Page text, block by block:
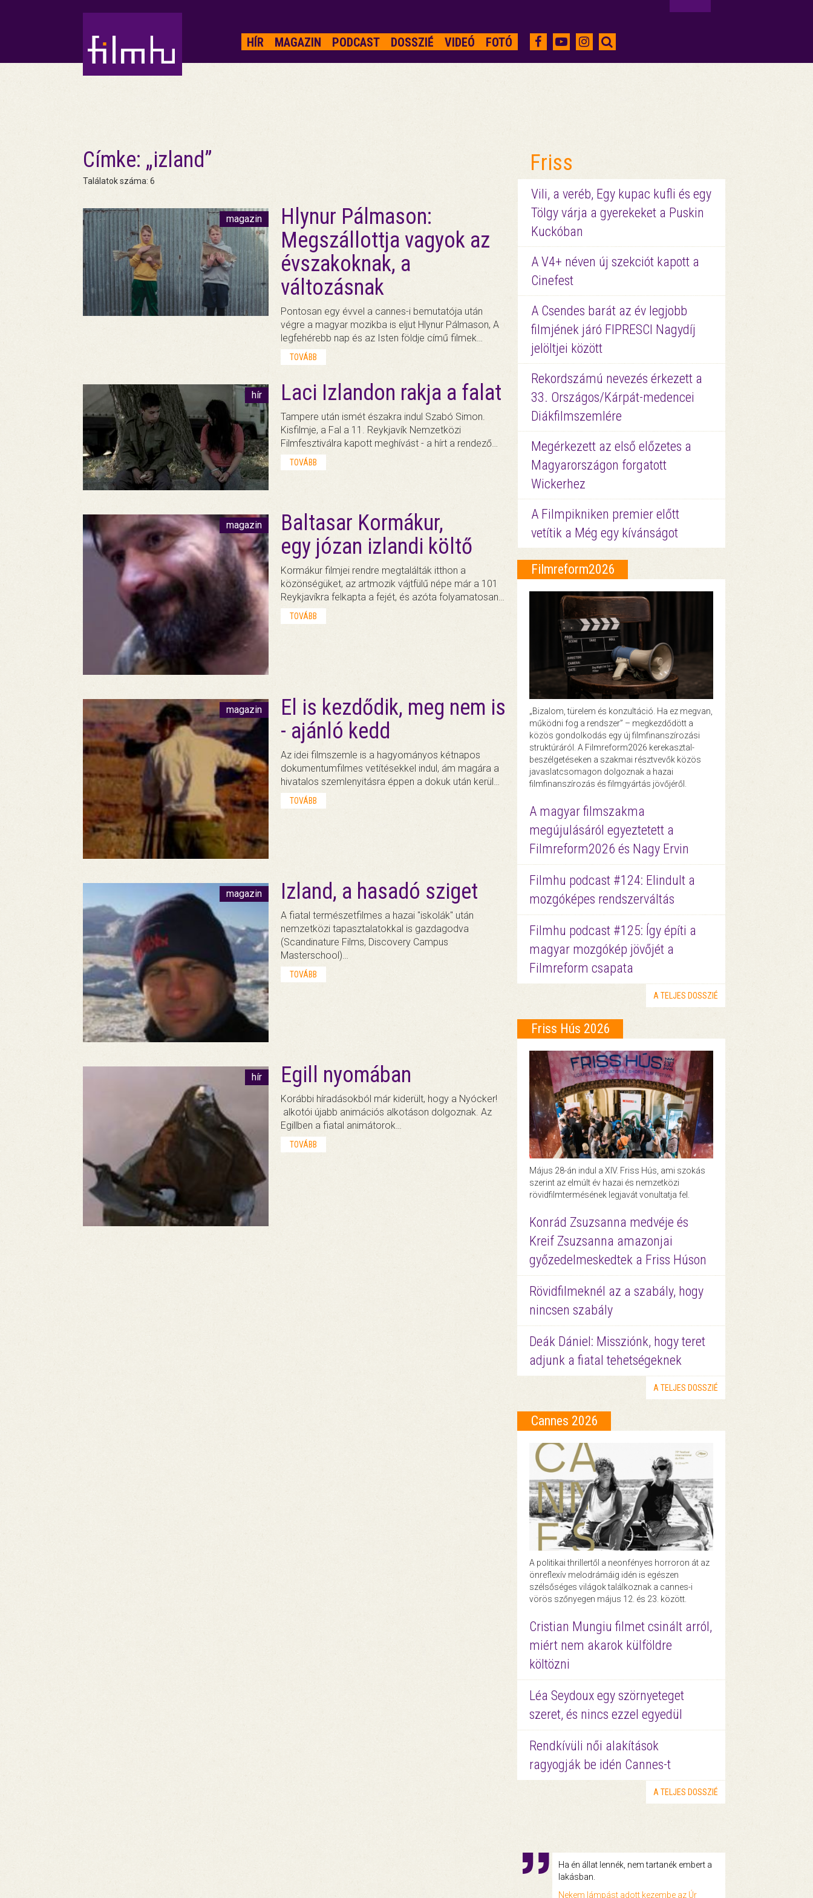
HÍR MAGAZIN PODCAST DOSSZIÉ VIDEÓ FOTÓ
Címke: „izland”
Találatok száma: 6
magazin
Hlynur Pálmason:
Megszállottja vagyok az
évszakoknak, a
változásnak
Pontosan egy évvel a cannes-i bemutatója után
végre a magyar mozikba is eljut Hlynur Pálmason, A
legfehérebb nap és az Isten földje című filmek…
TOVÁBB
hír Laci Izlandon rakja a falat
Tampere után ismét északra indul Szabó Simon.
Kisfilmje, a Fal a 11. Reykjavík Nemzetközi
Filmfesztiválra kapott meghívást - a hírt a rendező…
TOVÁBB
magazin
Baltasar Kormákur,
egy józan izlandi költő
Kormákur filmjei rendre megtalálták itthon a
közönségüket, az artmozik vájtfülű népe már a 101
Reykjavíkra felkapta a fejét, és azóta folyamatosan…
TOVÁBB
magazin
El is kezdődik, meg nem is
- ajánló kedd
Az idei filmszemle is a hagyományos kétnapos
dokumentumfilmes vetítésekkel indul, ám magára a
hivatalos szemlenyitásra éppen a dokuk után kerül…
TOVÁBB
magazin Izland, a hasadó sziget
A fiatal természetfilmes a hazai "iskolák" után
nemzetközi tapasztalatokkal is gazdagodva
(Scandinature Films, Discovery Campus
Masterschool)…
TOVÁBB
hír Egill nyomában
Korábbi híradásokból már kiderült, hogy a Nyócker!
alkotói újabb animációs alkotáson dolgoznak. Az
Egillben a fiatal animátorok…
TOVÁBB
Friss
Vili, a veréb, Egy kupac kufli és egy
Tölgy várja a gyerekeket a Puskin
Kuckóban
A V4+ néven új szekciót kapott a
Cinefest
A Csendes barát az év legjobb
filmjének járó FIPRESCI Nagydíj
jelöltjei között
Rekordszámú nevezés érkezett a
33. Országos/Kárpát-medencei
Diákfilmszemlére
Megérkezett az első előzetes a
Magyarországon forgatott
Wickerhez
A Filmpikniken premier előtt
vetítik a Még egy kívánságot
Filmreform2026
„Bizalom, türelem és konzultáció. Ha ez megvan,
működni fog a rendszer” – megkezdődött a
közös gondolkodás egy új filmfinanszírozási
struktúráról. A Filmreform2026 kerekasztal-
beszélgetéseken a szakmai résztvevők közös
javaslatcsomagon dolgoznak a hazai
filmfinanszírozás és filmgyártás jövőjéről.
A magyar filmszakma
megújulásáról egyeztetett a
Filmreform2026 és Nagy Ervin
Filmhu podcast #124: Elindult a
mozgóképes rendszerváltás
Filmhu podcast #125: Így építi a
magyar mozgókép jövőjét a
Filmreform csapata
A TELJES DOSSZIÉ
Friss Hús 2026
Május 28-án indul a XIV. Friss Hús, ami szokás
szerint az elmúlt év hazai és nemzetközi
rövidfilmtermésének legjavát vonultatja fel.
Konrád Zsuzsanna medvéje és
Kreif Zsuzsanna amazonjai
győzedelmeskedtek a Friss Húson
Rövidfilmeknél az a szabály, hogy
nincsen szabály
Deák Dániel: Missziónk, hogy teret
adjunk a fiatal tehetségeknek
A TELJES DOSSZIÉ
Cannes 2026
A politikai thrillertől a neonfényes horroron át az
önreflexív melodrámáig idén is egészen
szélsőséges világok találkoznak a cannes-i
vörös szőnyegen május 12. és 23. között.
Cristian Mungiu filmet csinált arról,
miért nem akarok külföldre
költözni
Léa Seydoux egy szörnyeteget
szeret, és nincs ezzel egyedül
Rendkívüli női alakítások
ragyogják be idén Cannes-t
A TELJES DOSSZIÉ
Ha én állat lennék, nem tartanék embert a
lakásban.
Nekem lámpást adott kezembe az Úr